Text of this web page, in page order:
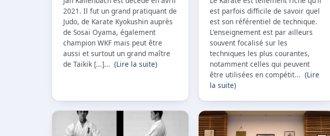
2021. Il fut un grand pratiquant de
Judo, de Karate Kyokushin auprès
de Sosai Oyama, également
champion WKF mais peut être
aussi et surtout un grand maître
de Taikik [...]... (Lire la suite)
est parfois difficile de savoir quel
est son référentiel de technique.
L'enseignement est par ailleurs
souvent focalisé sur les
techniques les plus courantes,
notamment celles qui peuvent
être utilisées en compétit... (Lire
la suite)